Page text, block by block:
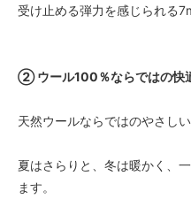
受け止める弾力を感じられる
② ウール100％ならではの快
天然ウールならではのやさしい
夏はさらりと、冬は暖かく、
ます。